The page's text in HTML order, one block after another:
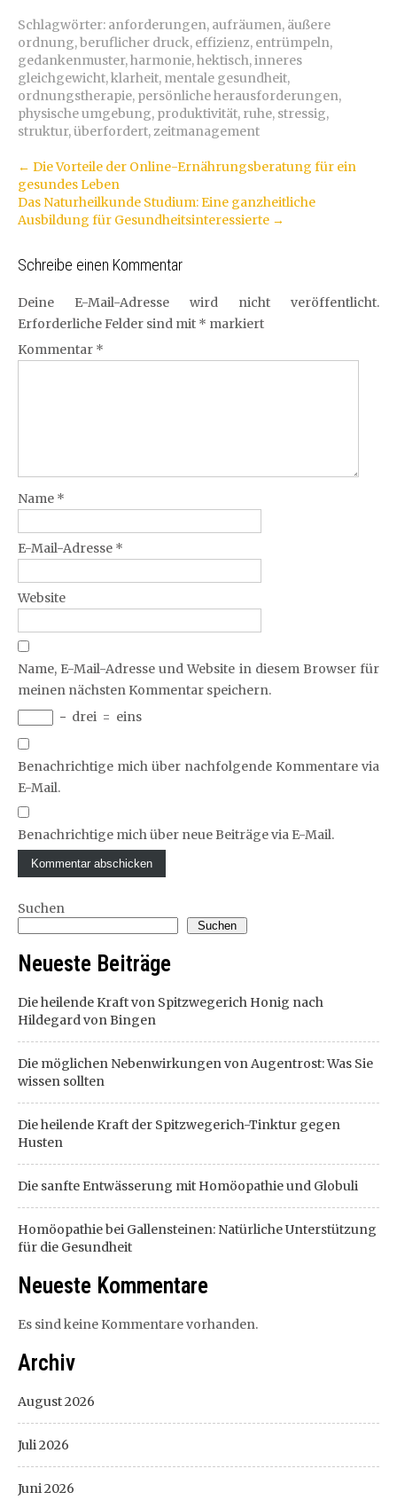
Schlagwörter: anforderungen, aufräumen, äußere
ordnung,beruflicher druck, effizienz, entrümpeln,
gedankenmuster,harmonie,hektisch,inneres
gleichgewicht,klarheit, mentale gesundheit,
ordnungstherapie, persönliche herausforderungen,
physische umgebung, produktivität, ruhe, stressig,
struktur,überfordert, zeitmanagement
Artikel-
Navigation
← Die Vorteile der Online-Ernährungsberatung für ein
gesundes Leben
Das Naturheilkunde Studium: Eine ganzheitliche
Ausbildung für Gesundheitsinteressierte →
Schreibe einen Kommentar
Deine E-Mail-Adresse wird nicht veröffentlicht.
Erforderliche Felder sind mit * markiert
Kommentar *
Name *
E-Mail-Adresse *
Website
Name, E-Mail-Adresse und Website in diesem Browser für
meinen nächsten Kommentar speichern.
− drei = eins
Benachrichtige mich über nachfolgende Kommentare via
E-Mail.
Benachrichtige mich über neue Beiträge via E-Mail.
Suchen
Suchen
Neueste Beiträge
Die heilende Kraft von Spitzwegerich Honig nach
Hildegard von Bingen
Die möglichen Nebenwirkungen von Augentrost: Was Sie
wissen sollten
Die heilende Kraft der Spitzwegerich-Tinktur gegen
Husten
Die sanfte Entwässerung mit Homöopathie und Globuli
Homöopathie bei Gallensteinen: Natürliche Unterstützung
für die Gesundheit
Neueste Kommentare
Es sind keine Kommentare vorhanden.
Archiv
August 2026
Juli 2026
Juni 2026